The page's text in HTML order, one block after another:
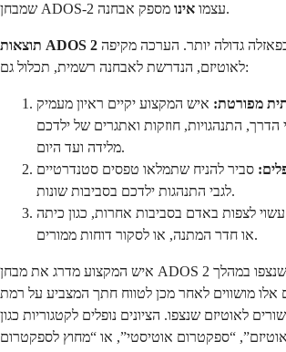
שמבחן ADOS-2 עצמו אינו מספק אבחנה.
תוצאות ADOS 2
לאוטיזם, הנדרשת לאבחנה רשמית, תכלול גם:
מפורטת: איש המקצוע יקיים ראיון מעמיק
הדרך, התנהגויות, חוזקות ואתגרים של ילדכם
מלידה ועד היום.
סביר להניח שתמלאו טפסים סטנדרטיים
לגבי התנהגות ילדכם בסביבות שונות.
לצפות באדם בסביבות אחרות, כגון כיתה
או חדר המתנה, או לסקור דוחות ממורים.
איש המקצוע מדרג את מבחן ADOS 2 על סמך ההתנהגויות שנצפו במהלך
אלו מושווים לאחר מכן לטווח חתך המצביע על רמת
לאוטיזם שנצפו. הציונים נופלים לקטגוריות כגון